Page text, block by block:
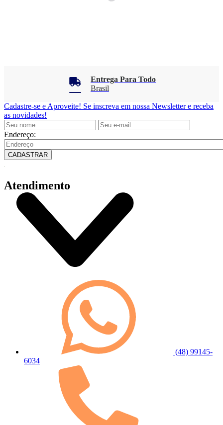
Entrega Para Todo
Brasil
Cadastre-se e Aproveite! Se inscreva em nossa Newsletter e receba
as novidades!
Endereço:
CADASTRAR
Atendimento
(48) 99145-
6034